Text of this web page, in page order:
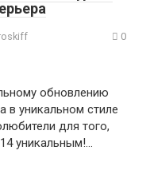
0
обновлению
в уникальном стиле
для того,
уникальным!…